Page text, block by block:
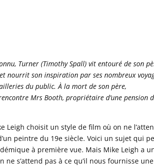
Turner (Timothy Spall) vit entouré de son
nourrit son inspiration par ses nombreux
du public. À la mort de son père,
Mrs Booth, propriétaire d’une pension
Leigh choisit un style de film où on ne
peintre du 19e siècle. Voici un sujet qui
à première vue. Mais Mike Leigh a
ne s’attend pas à ce qu’il nous fournisse une